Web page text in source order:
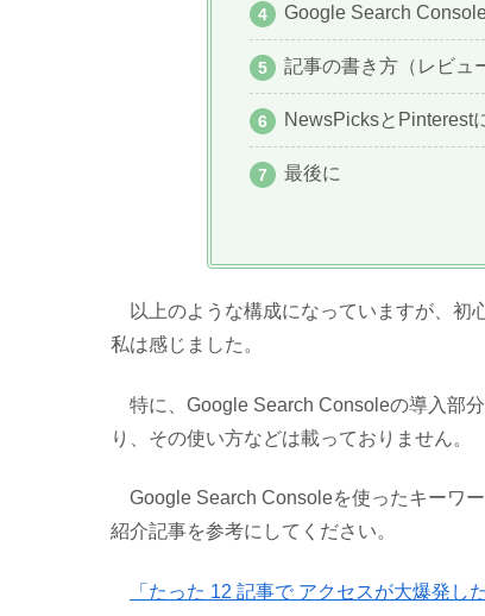
Google Search
記事の書き方（レビュ
NewsPicksとPinterest
最後に
以上のような構成になっていますが、初
私は感じました。
特に、Google Search Consoleの導入部
り、その使い方などは載っておりません。
Google Search Consoleを使ったキーワ
紹介記事を参考にしてください。
「たった 12 記事で アクセスが大爆発